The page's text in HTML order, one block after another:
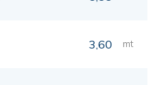
3,60 mt